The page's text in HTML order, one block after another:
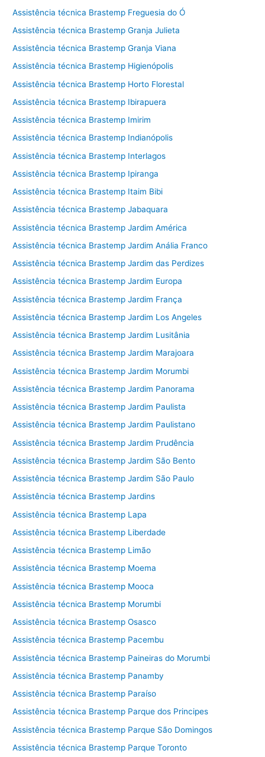
Assistência técnica Brastemp Freguesia do Ó
Assistência técnica Brastemp Granja Julieta
Assistência técnica Brastemp Granja Viana
Assistência técnica Brastemp Higienópolis
Assistência técnica Brastemp Horto Florestal
Assistência técnica Brastemp Ibirapuera
Assistência técnica Brastemp Imirim
Assistência técnica Brastemp Indianópolis
Assistência técnica Brastemp Interlagos
Assistência técnica Brastemp Ipiranga
Assistência técnica Brastemp Itaim Bibi
Assistência técnica Brastemp Jabaquara
Assistência técnica Brastemp Jardim América
Assistência técnica Brastemp Jardim Anália Franco
Assistência técnica Brastemp Jardim das Perdizes
Assistência técnica Brastemp Jardim Europa
Assistência técnica Brastemp Jardim França
Assistência técnica Brastemp Jardim Los Angeles
Assistência técnica Brastemp Jardim Lusitânia
Assistência técnica Brastemp Jardim Marajoara
Assistência técnica Brastemp Jardim Morumbi
Assistência técnica Brastemp Jardim Panorama
Assistência técnica Brastemp Jardim Paulista
Assistência técnica Brastemp Jardim Paulistano
Assistência técnica Brastemp Jardim Prudência
Assistência técnica Brastemp Jardim São Bento
Assistência técnica Brastemp Jardim São Paulo
Assistência técnica Brastemp Jardins
Assistência técnica Brastemp Lapa
Assistência técnica Brastemp Liberdade
Assistência técnica Brastemp Limão
Assistência técnica Brastemp Moema
Assistência técnica Brastemp Mooca
Assistência técnica Brastemp Morumbi
Assistência técnica Brastemp Osasco
Assistência técnica Brastemp Pacembu
Assistência técnica Brastemp Paineiras do Morumbi
Assistência técnica Brastemp Panamby
Assistência técnica Brastemp Paraíso
Assistência técnica Brastemp Parque dos Principes
Assistência técnica Brastemp Parque São Domingos
Assistência técnica Brastemp Parque Toronto